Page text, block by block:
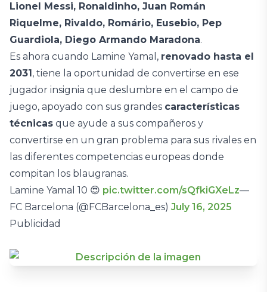
Lionel Messi, Ronaldinho, Juan Román
Riquelme, Rivaldo, Romário, Eusebio, Pep
Guardiola, Diego Armando Maradona.
Es ahora cuando Lamine Yamal, renovado hasta el
2031, tiene la oportunidad de convertirse en ese
jugador insignia que deslumbre en el campo de
juego, apoyado con sus grandes características
técnicas que ayude a sus compañeros y
convertirse en un gran problema para sus rivales en
las diferentes competencias europeas donde
compitan los blaugranas.
Lamine Yamal 10 😍 pic.twitter.com/sQfkiGXeLz—
FC Barcelona (@FCBarcelona_es) July 16, 2025
Publicidad